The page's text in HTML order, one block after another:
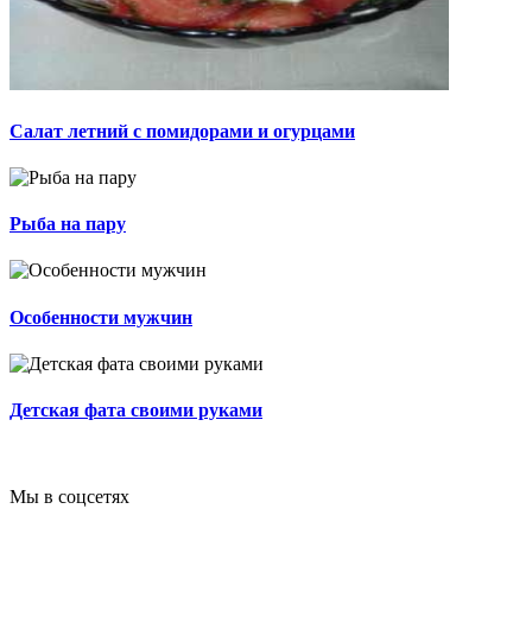
Салат летний с помидорами и огурцами
Рыба на пару
Особенности мужчин
Детская фата своими руками
Мы в соцсетях